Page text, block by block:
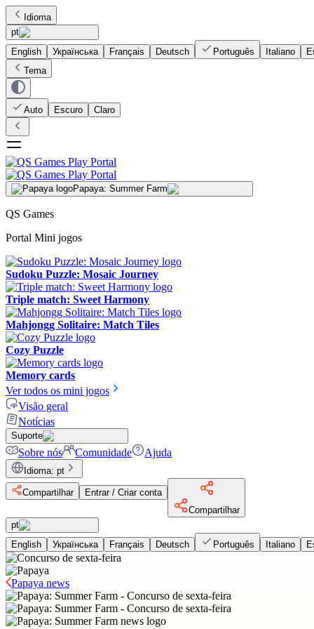
Idioma
pt
English
Українська Français Deutsch Português Italiano
Tema
Auto Escuro Claro
Papaya: Summer Farm
QS Games
Portal Mini jogos
Sudoku Puzzle: Mosaic Journey
Triple match: Sweet Harmony
Mahjongg Solitaire: Match Tiles
Cozy Puzzle
Memory cards
Ver todos os mini jogos
Visão geral
Notícias
Suporte
Sobre nós Comunidade Ajuda
Idioma: pt
Compartilhar
Entrar / Criar conta
Compartilhar
pt
English
Українська Français Deutsch Português Italiano
Papaya news